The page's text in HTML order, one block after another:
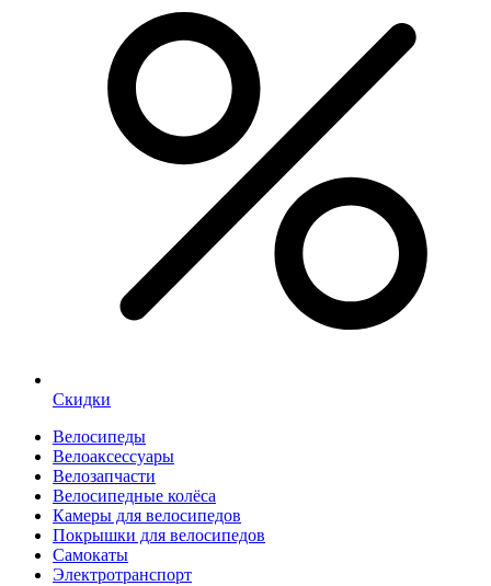
Скидки
Велосипеды
Велоаксессуары
Велозапчасти
Велосипедные колёса
Камеры для велосипедов
Покрышки для велосипедов
Самокаты
Электротранспорт